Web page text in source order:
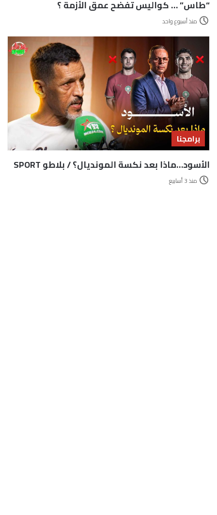
“طاس” … كواليس تفضح عمق الأزمة ؟
منذ أسبوع واحد
برامجنا
الأسود…ماذا بعد نكسة المونديال؟ / بلاطو SPORT
منذ 3 أسابيع